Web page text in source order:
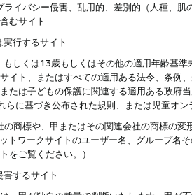
ライバシー侵害、乱用的、差別的（人種、
むサイト
行するサイト
しくは13歳もしくはその他の適用年齢基
イト、またはすべての適用ある法令、条例
たは子どもの保護に関連する適用ある政府
に基づき公布された規則、または児童オン
の商標や、甲またはその関連会社の商標の
トワークサイトのユーザー名、グループ名
をご覧ください。）
するサイト